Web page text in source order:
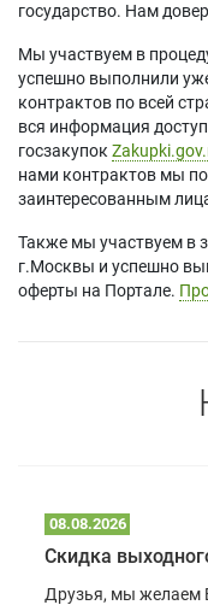
государство. Нам
Мы участвуем в
успешно выполнили
контрактов по всей
вся информация
госзакупок
нами контрактов мы
заинтересованным
Также мы участвуем в
г.Москвы и успешно
оферты на Портале.
08.08.2026
Скидка
Друзья, мы желаем